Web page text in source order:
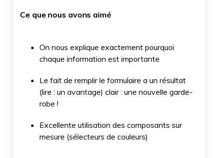
Ce que nous avons aimé
On nous explique exactement pourquoi
chaque information est importante
Le fait de remplir le formulaire a un résultat
(lire : un avantage) clair : une nouvelle garde-
robe !
Excellente utilisation des composants sur
mesure (sélecteurs de couleurs)